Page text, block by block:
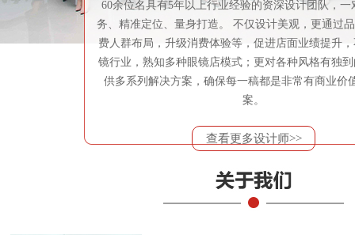
60余位名具有5年以上行业经验的资深设计团队，一
务、精准定位、量身打造。 不仅设计美观，更通过
费人群布局，升级消费体验等，促进店面业绩提升
镜行业，熟知多种眼镜店模式；更对各种风格有独
供多系列解决方案，确保每一稿都是非常有商业价
案。
查看更多设计师>>